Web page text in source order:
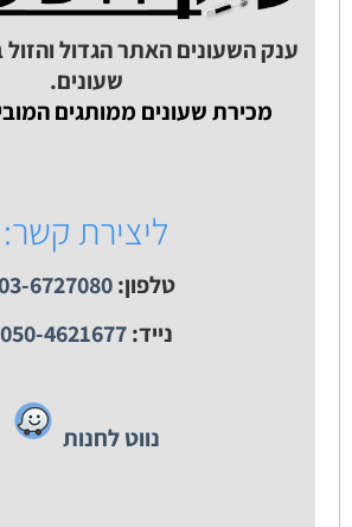
ענק השעונים האתר הגדול
שעונים.
מכירת שעונים ממותגים
ליצירת קשר:
טלפון:6727080
נייד:050-4621677
נווט לחנות